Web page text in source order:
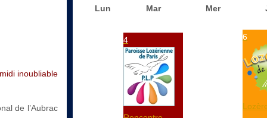
inoubliable
de l’Aubrac
Lun
Mar Mer
4 6